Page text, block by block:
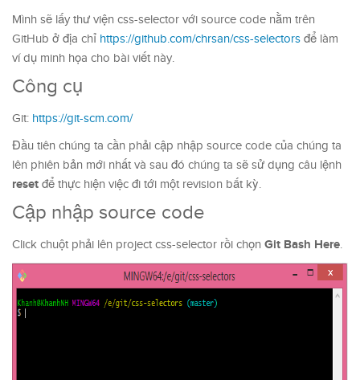
Mình sẽ lấy thư viện css-selector với source code nằm trên
GitHub ở địa chỉ https://github.com/chrsan/css-selectors để làm
ví dụ minh họa cho bài viết này.
Công cụ
Git: https://git-scm.com/
Đầu tiên chúng ta cần phải cập nhập source code của chúng ta
lên phiên bản mới nhất và sau đó chúng ta sẽ sử dụng câu lệnh
reset để thực hiện việc đi tới một revision bất kỳ.
Cập nhập source code
Click chuột phải lên project css-selector rồi chọn Git Bash Here.